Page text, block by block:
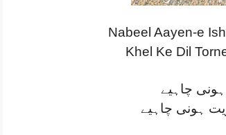
Nabeel Aayen-e
Khel Ke Dil
چاہیے
ہونی چاہیے